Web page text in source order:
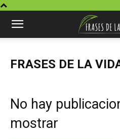
FRASES DE LA
No hay
mostrar